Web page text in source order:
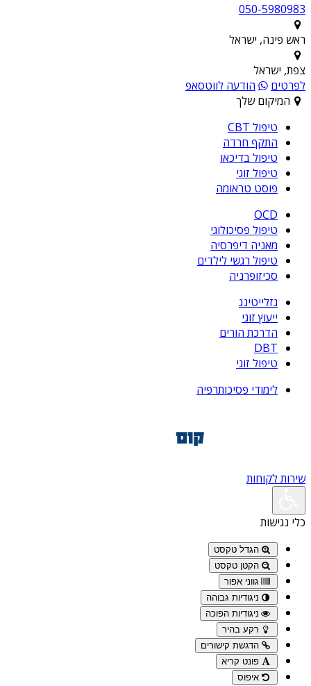
050-5980983
ראש פינה, ישראל
צפת, ישראל
לפרטים
הודעה לווטסאפ
המיקום שלך
טיפול CBT
התקף חרדה
טיפול בדיכאו
טיפול זוגי
פוסט טראומה
OCD
טיפול פסיכולוגי
מאניה דיפרסיה
טיפול רגשי לילדים
סכיזופרניה
גזלייטינג
ייעוץ זוגי
הדרכת הורים
DBT
טיפול זוגי
לימודי פסיכותרפיה
שירות לקוחות
כלי נגישות
הגדל טקסט
הקטן טקסט
גווני אפור
ניגודיות גבוהה
ניגודיות הפוכה
רקע בהיר
הדגשת קישורים
פונט קריא
איפוס